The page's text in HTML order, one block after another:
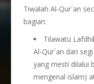
Tiwalah Al-Qur`an
bagian:
Tilawatu
Al-Qur`an dari
yang mesti dilalui
mengenal islam)